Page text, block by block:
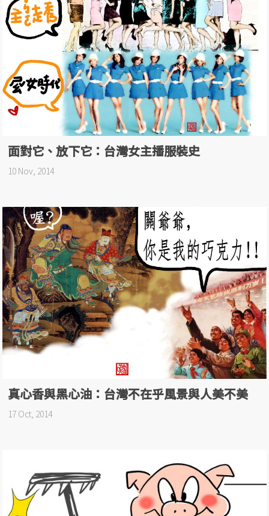
面對它、放下它：台灣女主播服裝史
10 Nov, 2014
真心香與黑心油：台灣不在乎風景與人美不美
17 Oct, 2014